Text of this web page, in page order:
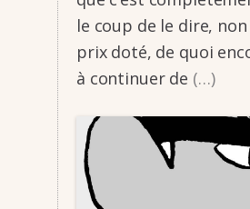
le coup de le dire, non
prix doté, de quoi
à conti­­nuer de (…)